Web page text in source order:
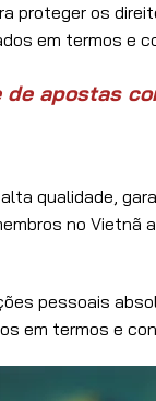
os
em termos e
apostas
qualidade,
no
pessoais
em termos e